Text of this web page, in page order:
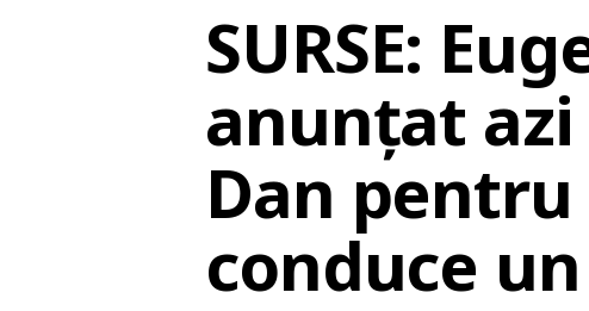
SURSE:
anunțat
Dan
conduce